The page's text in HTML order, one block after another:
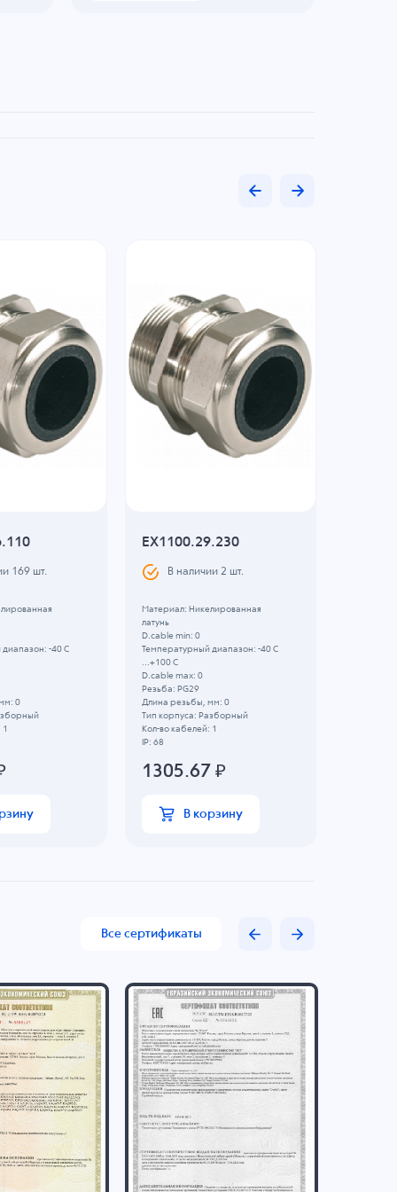
169 шт.
-40 C
0
EX1100.29.230
В наличии2 шт.
Материал: Никелированная
латунь
D.cable min: 0
Температурный диапазон: -40 C
...+100 C
D.cable max: 0
Резьба: PG29
Длина резьбы, мм: 0
Тип корпуса: Разборный
Кол-во кабелей: 1
IP: 68
1305.67 ₽
В корзину
Все сертификаты